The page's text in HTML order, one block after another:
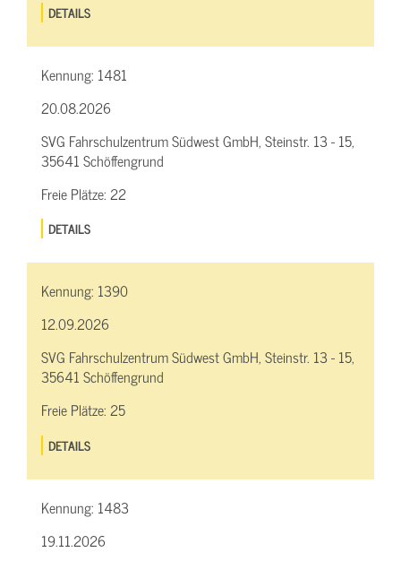
DETAILS
Kennung: 1481
20.08.2026
SVG Fahrschulzentrum Südwest GmbH, Steinstr. 13 - 15,
35641 Schöffengrund
Freie Plätze:22
DETAILS
Kennung: 1390
12.09.2026
SVG Fahrschulzentrum Südwest GmbH, Steinstr. 13 - 15,
35641 Schöffengrund
Freie Plätze:25
DETAILS
Kennung: 1483
19.11.2026